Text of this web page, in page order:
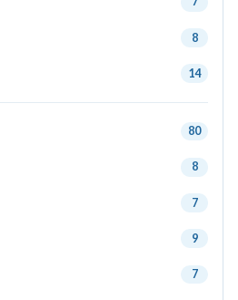
8
14
80
8
7
9
7